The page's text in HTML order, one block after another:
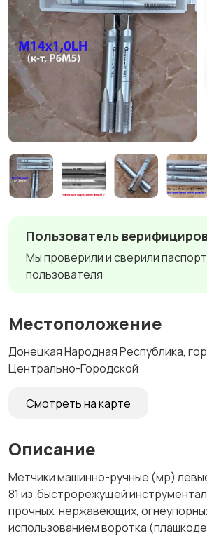
Пользователь
Мы проверили и сверили
пользователя
Местоположение
Донецкая Народная Республика,
Центрально-Городской
Смотреть на карте
Описание
Метчики машинно-ручные (мр)
81 из быстрорежущей
прочных, нержавеющих,
использованием воротка